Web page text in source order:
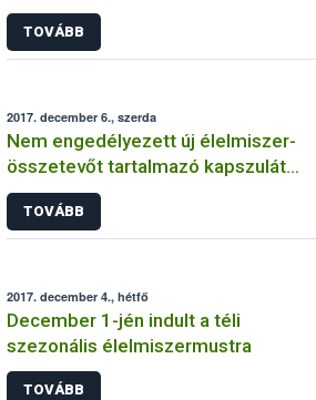
Nébih
TOVÁBB
2017. december 6., szerda
Nem engedélyezett új élelmiszer-
összetevőt tartalmazó kapszulát
árusítanak egy magyar webáruházban
TOVÁBB
2017. december 4., hétfő
December 1-jén indult a téli
szezonális élelmiszermustra
TOVÁBB